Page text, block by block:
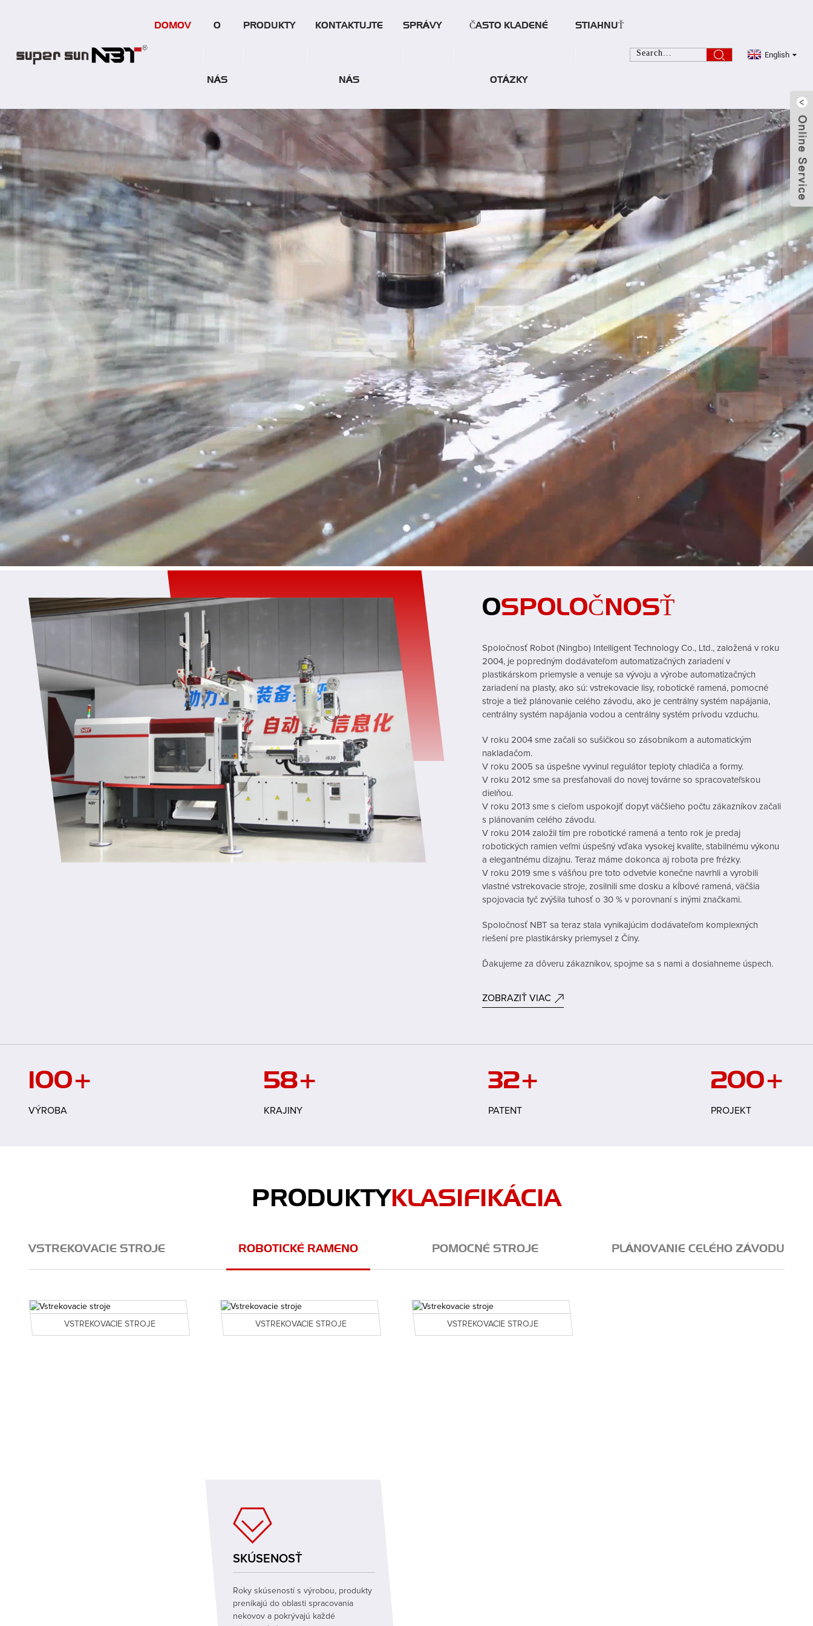
DOMOV O
NÁS
PRODUKTY KONTAKTUJTE
NÁS
SPRÁVY ČASTO KLADENÉ
OTÁZKY
STIAHNUŤ
English
OSPOLOČNOSŤ
Spoločnosť Robot (Ningbo) Intelligent Technology Co., Ltd., založená v roku
2004, je popredným dodávateľom automatizačných zariadení v
plastikárskom priemysle a venuje sa vývoju a výrobe automatizačných
zariadení na plasty, ako sú: vstrekovacie lisy, robotické ramená, pomocné
stroje a tiež plánovanie celého závodu, ako je centrálny systém napájania,
centrálny systém napájania vodou a centrálny systém prívodu vzduchu.
V roku 2004 sme začali so sušičkou so zásobníkom a automatickým
nakladačom.
V roku 2005 sa úspešne vyvinul regulátor teploty chladiča a formy.
V roku 2012 sme sa presťahovali do novej továrne so spracovateľskou
dielňou.
V roku 2013 sme s cieľom uspokojiť dopyt väčšieho počtu zákazníkov začali
s plánovaním celého závodu.
V roku 2014 založil tím pre robotické ramená a tento rok je predaj
robotických ramien veľmi úspešný vďaka vysokej kvalite, stabilnému výkonu
a elegantnému dizajnu. Teraz máme dokonca aj robota pre frézky.
V roku 2019 sme s vášňou pre toto odvetvie konečne navrhli a vyrobili
vlastné vstrekovacie stroje, zosilnili sme dosku a kĺbové ramená, väčšia
spojovacia tyč zvýšila tuhosť o 30 % v porovnaní s inými značkami.
Spoločnosť NBT sa teraz stala vynikajúcim dodávateľom komplexných
riešení pre plastikársky priemysel z Číny.
Ďakujeme za dôveru zákazníkov, spojme sa s nami a dosiahneme úspech.
ZOBRAZIŤ VIAC
100 +
VÝROBA
58+
KRAJINY
32 +
PATENT
200 +
PROJEKT
PRODUKTY KLASIFIKÁCIA
VSTREKOVACIE STROJE ROBOTICKÉ RAMENO POMOCNÉ STROJE PLÁNOVANIE CELÉHO ZÁVODU
VSTREKOVACIE STROJE VSTREKOVACIE STROJE VSTREKOVACIE STROJE
SKÚSENOSŤ
Roky skúseností s výrobou, produkty
prenikajú do oblasti spracovania
nekovov a pokrývajú každé